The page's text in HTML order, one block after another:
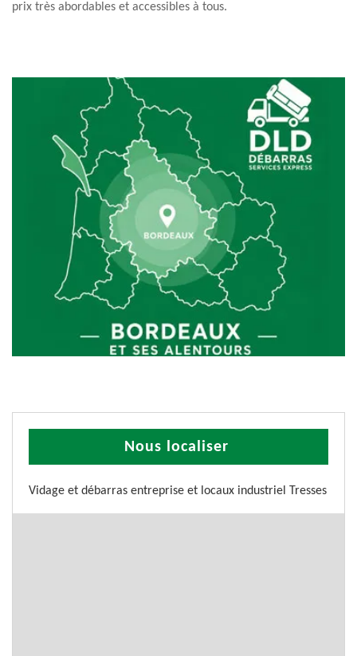
prix très abordables et accessibles à tous.
Nous localiser
Vidage et débarras entreprise et locaux industriel Tresses